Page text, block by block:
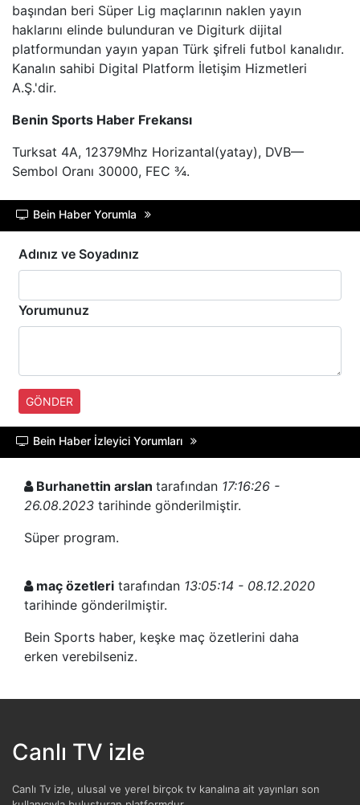
TJK TV
TRT SPOR
TRT BELGESEL
DMAX
TLC
BLOOMBERG HT
başından beri Süper Lig maçlarının naklen yayın
haklarını elinde bulunduran ve Digiturk dijital
platformundan yayın yapan Türk şifreli futbol kanalıdır.
Kanalın sahibi Digital Platform İletişim Hizmetleri
A.Ş.'dir.
Benin Sports Haber Frekansı
Turksat 4A, 12379Mhz Horizantal(yatay), DVB—
Sembol Oranı 30000, FEC ¾.
Bein Haber Yorumla
Adınız ve Soyadınız
Yorumunuz
GÖNDER
Bein Haber İzleyici Yorumları
Burhanettin arslan tarafından 17:16:26 -
26.08.2023 tarihinde gönderilmiştir.
Süper program.
maç özetleri tarafından 13:05:14 - 08.12.2020
tarihinde gönderilmiştir.
Bein Sports haber, keşke maç özetlerini daha
erken verebilseniz.
Canlı TV izle
Canlı Tv izle, ulusal ve yerel birçok tv kanalına ait yayınları son